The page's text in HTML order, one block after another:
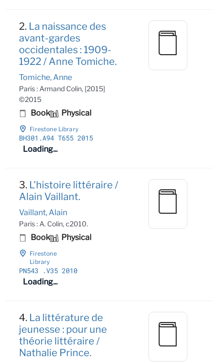
2. La naissance des
avant-gardes
occidentales : 1909-
1922 / Anne Tomiche.
Tomiche, Anne
Paris : Armand Colin, [2015]
©2015
Book Physical
Firestone Library
BH301 .A94 T655 2015
Loading...
3. L'histoire littéraire /
Alain Vaillant.
Vaillant, Alain
Paris : A. Colin, c2010.
Book Physical
Firestone
Library
PN543
.V35 2010
Loading...
4. La littérature de
jeunesse : pour une
théorie littéraire /
Nathalie Prince.